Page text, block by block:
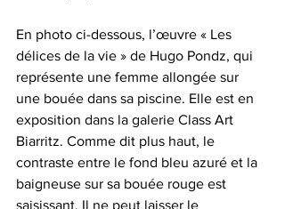
En photo ci-dessous, l’œuvre « Les
délices de la vie » de Hugo Pondz, qui
représente une femme allongée sur
une bouée dans sa piscine. Elle est en
exposition dans la galerie Class Art
Biarritz. Comme dit plus haut, le
contraste entre le fond bleu azuré et la
baigneuse sur sa bouée rouge est
saisissant. Il ne peut laisser le